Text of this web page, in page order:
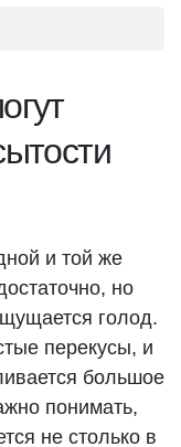
и той же
но
голод.
перекусы, и
большое
понимать,
не столько в